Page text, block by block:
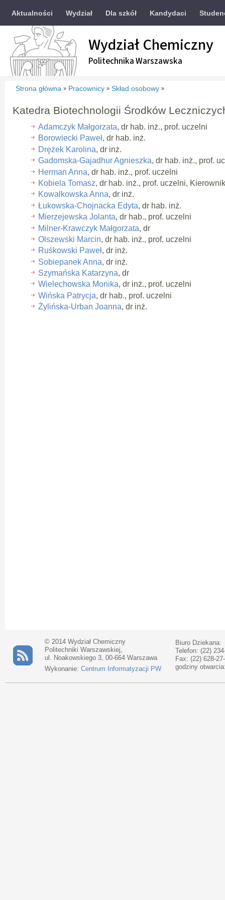
Aktualności Wydział Dla szkół Kandydaci
Wydział Chemiczny
Politechnika Warszawska
Strona główna » Pracownicy » Skład osobowy »
Katedra Biotechnologii Środków
Adamczyk Małgorzata, dr hab. inż., prof. uczelni
Borowiecki Paweł, dr hab. inż.
Drężek Karolina, dr inż.
Gadomska-Gajadhur Agnieszka, dr hab. inż., prof.
Herman Anna , dr hab. inż., prof. uczelni
Kobiela Tomasz, dr hab. inż., prof. uczelni,
Kowalkowska Anna, dr inż.
Łukowska-Chojnacka Edyta, dr hab. inż.
Mierzejewska Jolanta, dr hab., prof. uczelni
Milner-Krawczyk Małgorzata , dr
Olszewski Marcin, dr hab. inż., prof. uczelni
Ruśkowski Paweł, dr inż.
Sobiepanek Anna, dr inż.
Szymańska Katarzyna, dr
Wielechowska Monika, dr inż., prof. uczelni
Wińska Patrycja, dr hab., prof. uczelni
Żylińska-Urban Joanna, dr inż.
© 2014 Wydział Chemiczny
Politechniki Warszawskiej,
ul. Noakowskiego 3, 00-664 Warszawa
Wykonanie: Centrum Informatyzacji PW
Biuro Dziekana:
Telefon: (22)
Fax: (22) 628-
godziny